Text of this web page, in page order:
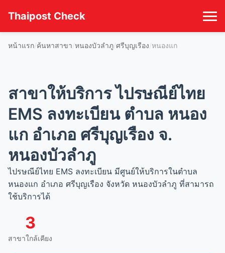
Thaipost Check
หน้าแรก ค้นหาสาขา หนองบัวลำภู ศรีบุญเรือง หนองแก
สาขาให้บริการ ไปรษณีย์ไทย
EMS ลงทะเบียน ตำบล หนอง
แก อำเภอ ศรีบุญเรือง จ.
หนองบัวลำภู
ไปรษณีย์ไทย EMS ลงทะเบียน มีศูนย์ให้บริการในตำบล
หนองแก อำเภอ ศรีบุญเรือง จังหวัด หนองบัวลำภู ที่สามารถ
ใช้บริการได้
3
สาขาใกล้เคียง